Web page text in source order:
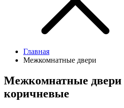
Главная
Межкомнатные двери
Межкомнатные двери
коричневые